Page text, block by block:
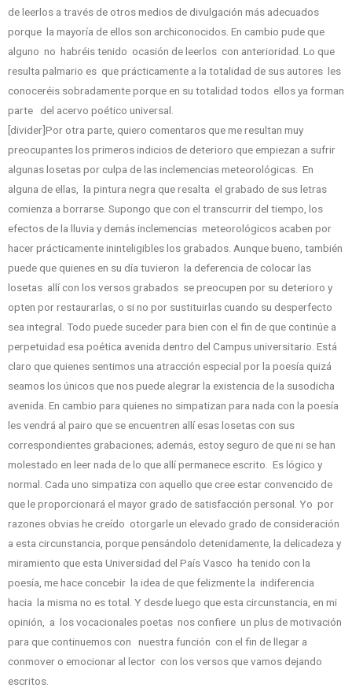
de leerlos a través de otros medios de divulgación más adecuados
porque la mayoría de ellos son archiconocidos. En cambio pude que
alguno no habréis tenido ocasión de leerlos con anterioridad. Lo que
resulta palmario es que prácticamente a la totalidad de sus autores les
conoceréis sobradamente porque en su totalidad todos ellos ya forman
parte del acervo poético universal.
[divider]Por otra parte, quiero comentaros que me resultan muy
preocupantes los primeros indicios de deterioro que empiezan a sufrir
algunas losetas por culpa de las inclemencias meteorológicas. En
alguna de ellas, la pintura negra que resalta el grabado de sus letras
comienza a borrarse. Supongo que con el transcurrir del tiempo, los
efectos de la lluvia y demás inclemencias meteorológicos acaben por
hacer prácticamente ininteligibles los grabados. Aunque bueno, también
puede que quienes en su día tuvieron la deferencia de colocar las
losetas allí con los versos grabados se preocupen por su deterioro y
opten por restaurarlas, o si no por sustituirlas cuando su desperfecto
sea integral. Todo puede suceder para bien con el fin de que continúe a
perpetuidad esa poética avenida dentro del Campus universitario. Está
claro que quienes sentimos una atracción especial por la poesía quizá
seamos los únicos que nos puede alegrar la existencia de la susodicha
avenida. En cambio para quienes no simpatizan para nada con la poesía
les vendrá al pairo que se encuentren allí esas losetas con sus
correspondientes grabaciones; además, estoy seguro de que ni se han
molestado en leer nada de lo que allí permanece escrito. Es lógico y
normal. Cada uno simpatiza con aquello que cree estar convencido de
que le proporcionará el mayor grado de satisfacción personal. Yo por
razones obvias he creído otorgarle un elevado grado de consideración
a esta circunstancia, porque pensándolo detenidamente, la delicadeza y
miramiento que esta Universidad del País Vasco ha tenido con la
poesía, me hace concebir la idea de que felizmente la indiferencia
hacia la misma no es total. Y desde luego que esta circunstancia, en mi
opinión, a los vocacionales poetas nos confiere un plus de motivación
para que continuemos con nuestra función con el fin de llegar a
conmover o emocionar al lector con los versos que vamos dejando
escritos.